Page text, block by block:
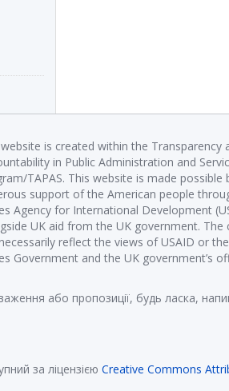
is created within the Transparency
in Public Administration and
TAPAS. This website is made possible
support of the American people
Agency for International Development
UK aid from the UK government. The
reflect the views of USAID or
Government and the UK government’s
або пропозиції, будь ласка,
за ліцензією Creative Commons